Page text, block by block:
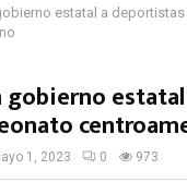
estatal a
gobierno
1, 2023 0 973